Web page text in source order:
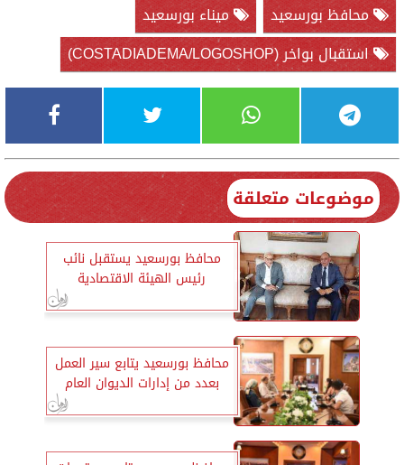
محافظ بورسعيد
ميناء بورسعيد
استقبال بواخر (COSTADIADEMA/LOGOSHOP)
موضوعات متعلقة
محافظ بورسعيد يستقبل نائب
رئيس الهيئة الاقتصادية
محافظ بورسعيد يتابع سير العمل
بعدد من إدارات الديوان العام